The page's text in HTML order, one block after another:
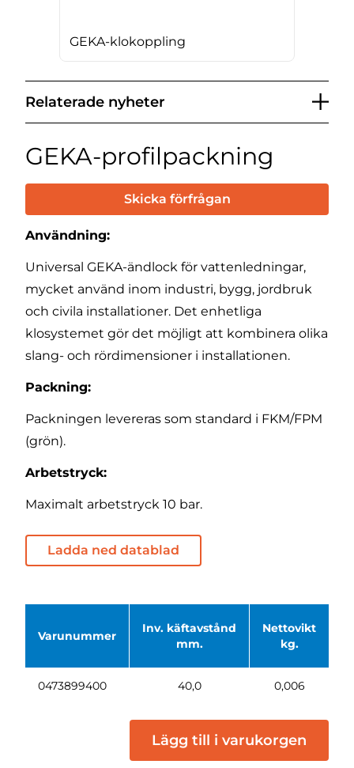
GEKA-klokoppling
Relaterade nyheter
GEKA-profilpackning
Skicka förfrågan
Användning:
Universal GEKA-ändlock för vattenledningar,
mycket använd inom industri, bygg, jordbruk
och civila installationer. Det enhetliga
klosystemet gör det möjligt att kombinera olika
slang- och rördimensioner i installationen.
Packning:
Packningen levereras som standard i FKM/FPM
(grön).
Arbetstryck:
Maximalt arbetstryck 10 bar.
Ladda ned datablad
Varunummer
Inv. käftavstånd
mm.
Nettovikt
kg.
0473899400 40,0 0,006
Lägg till i varukorgen